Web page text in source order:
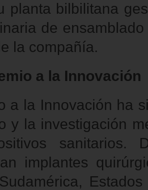
planta bilbilitana
de
la compañía.
a la Innovación
a la Innovación ha
y la investigación
sanitarios.
implantes